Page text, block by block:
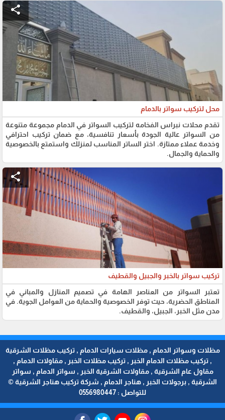
share
محل لتركيب سواتر بالدمام
تقدم محلات نبراس الفخامه لتركيب السواتر في الدمام مجموعة متنوعة
من السواتر عالية الجودة بأسعار تنافسية، مع ضمان تركيب احترافي
وخدمة عملاء ممتازة. اختر الساتر المناسب لمنزلك واستمتع بالخصوصية
والحماية والجمال.
share
تركيب سواتر بالخبر والجبيل والقطيف
تعتبر السواتر من العناصر الهامة في تصميم المنازل والمباني في
المناطق الحضرية، حيث توفر الخصوصية والحماية من العوامل الجوية. في
مدن مثل الخبر، الجبيل، والقطيف.
مظلات وسواتر الدمام , مظلات سيارات الدمام , تركيب مظلات الشرقية
, تركيب مظلات الدمام الخبر , تركيب مظلات الخبر , مقاولات الدمام ,
مقاول عام الشرقية , مقاولات الشرقية الخبر , سواتر الدمام , سواتر
الشرقية , برجولات الخبر , هناجر الدمام , شركة تركيب هناجر الشرقية ©
للتواصل : 0556980447